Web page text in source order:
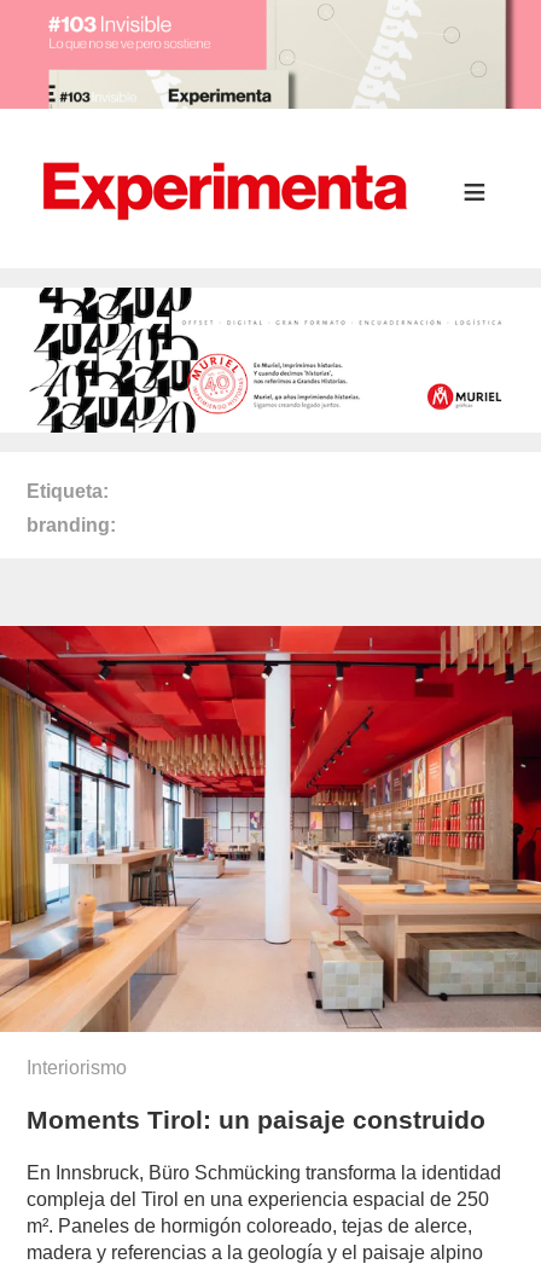
Etiqueta
branding
Interiorismo
Moments Tirol: un paisaje construido
En Innsbruck, Büro Schmücking transforma la identidad
compleja del Tirol en una experiencia espacial de 250
m². Paneles de hormigón coloreado, tejas de alerce,
madera y referencias a la geología y el paisaje alpino